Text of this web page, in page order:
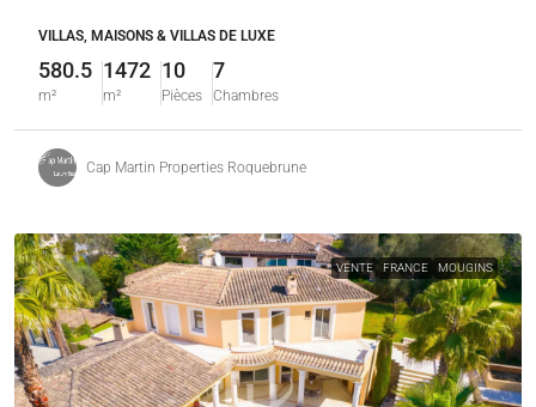
VILLAS, MAISONS & VILLAS DE LUXE
580.5
m²
1472
m²
10
Pièces
7
Chambres
Cap Martin Properties Roquebrune
VENTE FRANCE MOUGINS